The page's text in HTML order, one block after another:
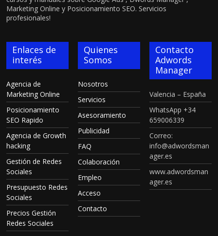
Marketing Online y Posicionamiento SEO. Servicios
profesionales!
Enlaces de
interés
Agencia de
Marketing Online
Posicionamiento
SEO Rapido
Agencia de Growth
hacking
Gestión de Redes
Sociales
Presupuesto Redes
Sociales
Precios Gestión
Redes Sociales
Quienes
Somos
Nosotros
Servicios
Asesoramiento
Publicidad
FAQ
Colaboración
Empleo
Acceso
Contacto
Contacto
Adwords
Manager
Valencia – España
WhatsApp +34
659006339
Correo:
info@adwordsman
ager.es
www.adwordsman
ager.es